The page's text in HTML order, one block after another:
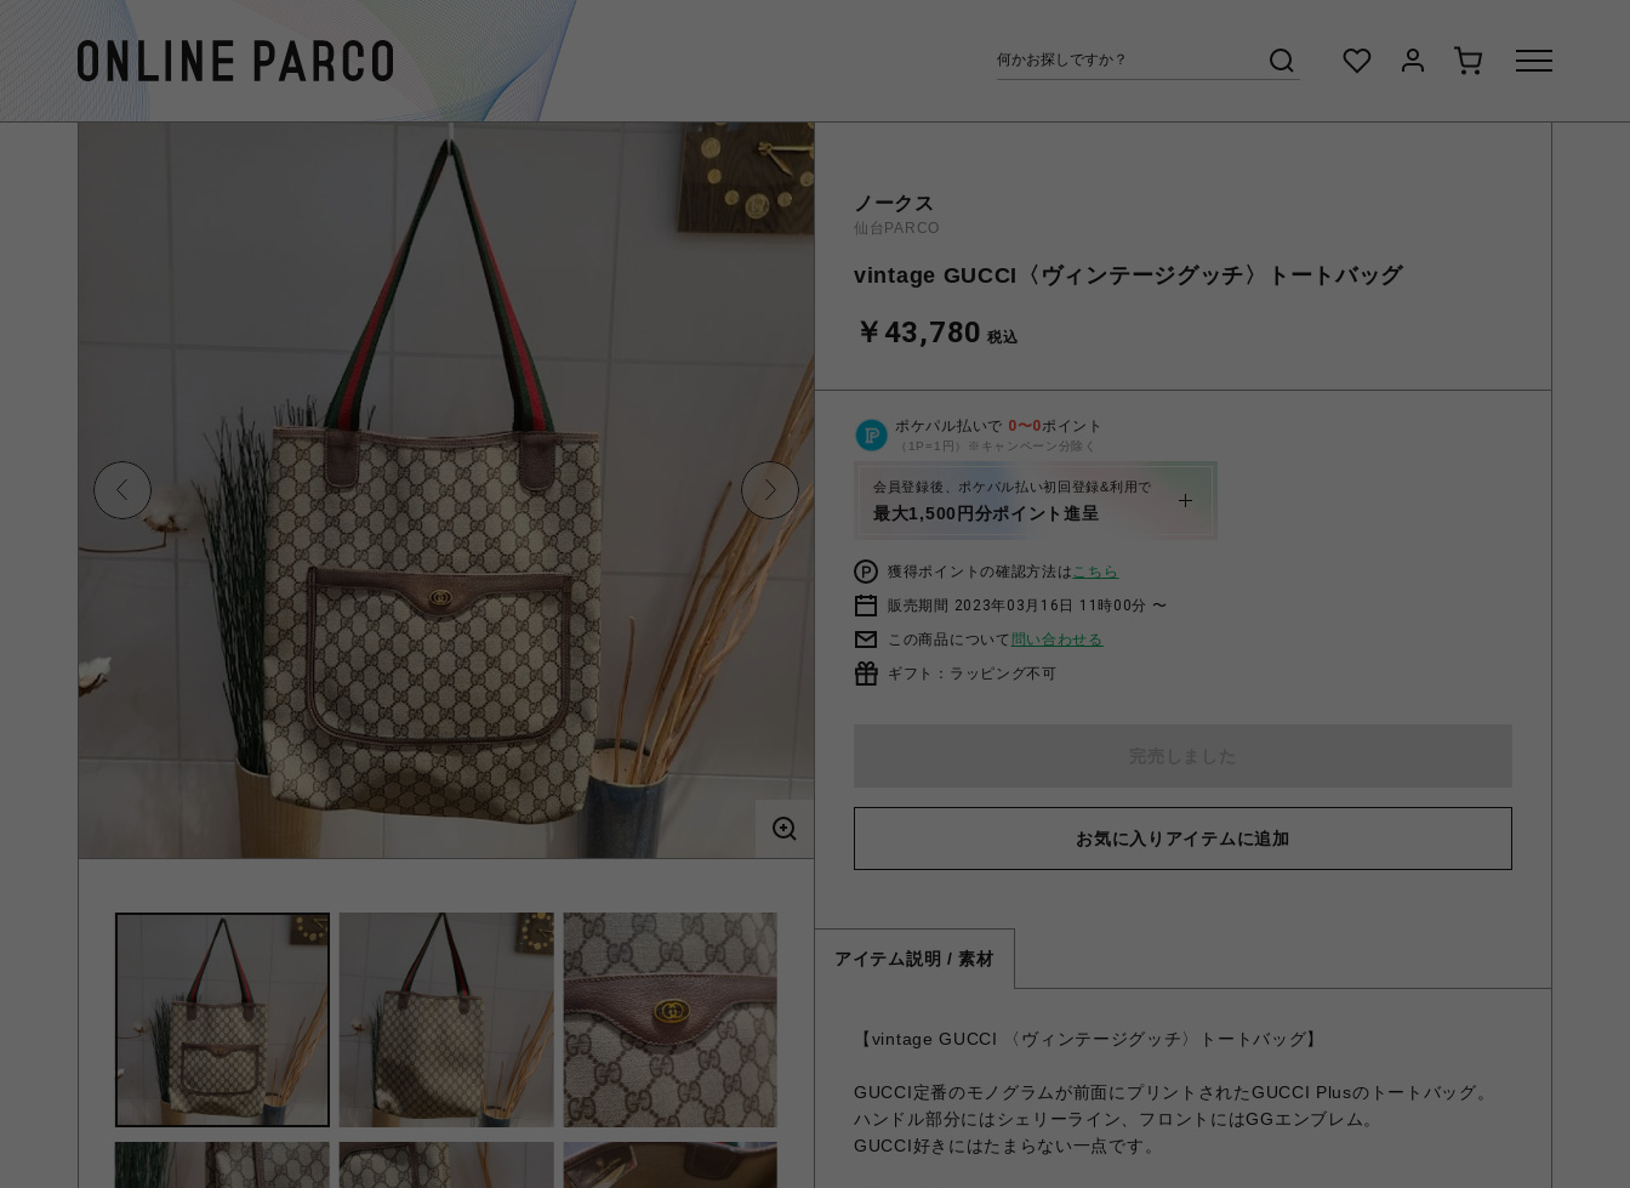
ノークス
仙台PARCO
vintage GUCCI〈ヴィンテージグッチ〉トートバッグ
￥43,780 税込
ポケパル払いで 0〜0ポイント
（1P=1円）※キャンペーン分除く
会員登録後、ポケパル払い初回登録&利用で
最大1,500円分ポイント進呈
獲得ポイントの確認方法はこちら
販売期間 2023年03月16日 11時00分 〜
この商品について 問い合わせる
ギフト：ラッピング不可
お気に入りアイテムに追加
アイテム説明 / 素材
【vintage GUCCI 〈ヴィンテージグッチ〉トートバッグ】
GUCCI定番のモノグラムが前面にプリントされたGUCCI Plusのトートバッグ。
ハンドル部分にはシェリーライン、フロントにはGGエンブレム。
GUCCI好きにはたまらない一点です。